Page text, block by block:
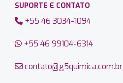
SUPORTE E CONTATO
+55 46 3034-1094
+55 46 99104-6314
contato@g5quimica.com.br